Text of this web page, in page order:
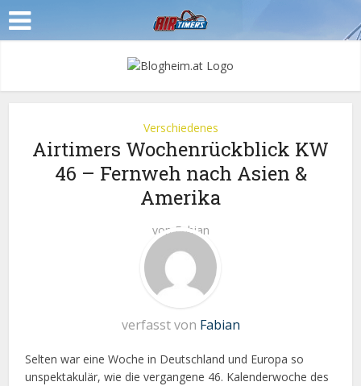
Verschiedenes
Airtimers Wochenrückblick KW
46 – Fernweh nach Asien &
Amerika
vonFabian
verfasst von Fabian
Selten war eine Woche in Deutschland und Europa so
unspektakulär, wie die vergangene 46. Kalenderwoche des